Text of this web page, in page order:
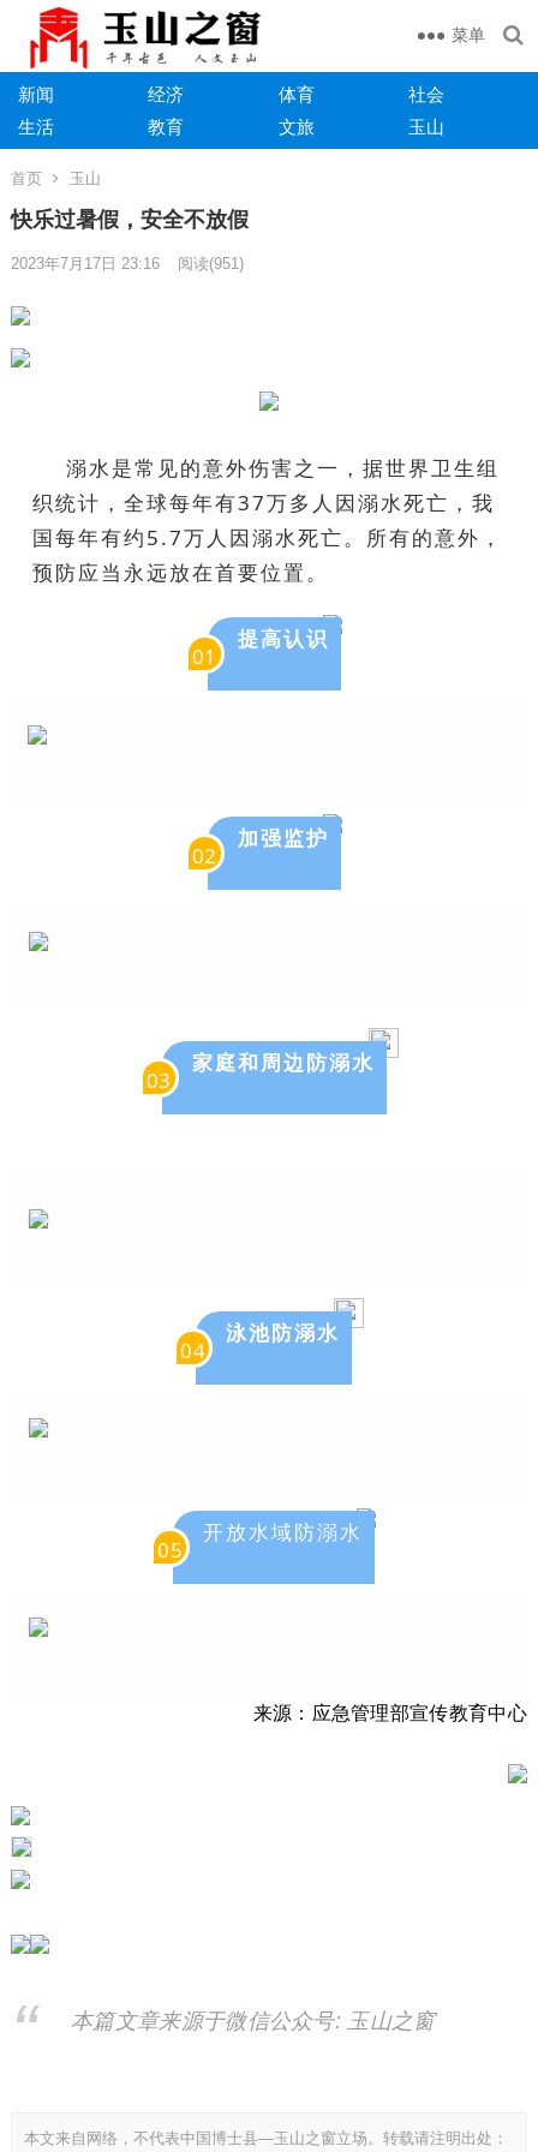
菜单
新闻 经济 体育
社会
生活
教育 文旅 玉山
首页 玉山
快乐过暑假，安全不放假
2023年7月17日 23:16 阅读(951)
溺水是常见的意外伤害之一，据世界卫生组
织统计，全球每年有37万多人因溺水死亡，我
国每年有约5.7万人因溺水死亡。所有的意外，
预防应当永远放在首要位置。
01
提高认识
02
加强监护
03
家庭和周边防溺水
04
泳池防溺水
05
开放水域防溺水
来源： 应急管理部宣传教育中心
本篇文章来源于微信公众号: 玉山之窗
本文来自网络，不代表中国博士县—玉山之窗立场。转载请注明出处：